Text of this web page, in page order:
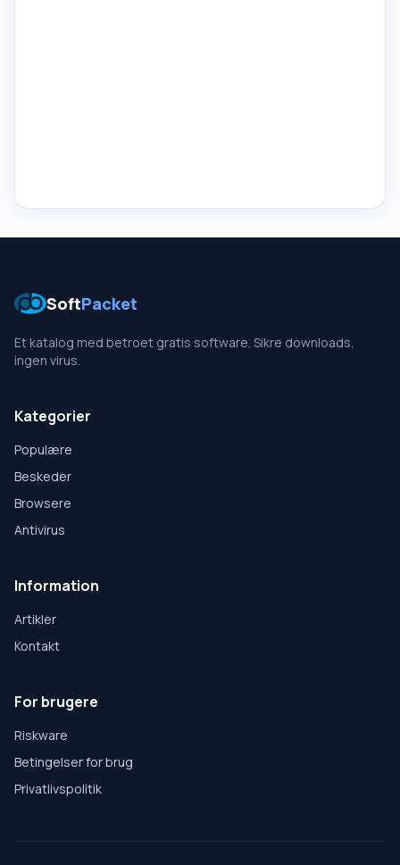
SoftPacket
Et katalog med betroet gratis software. Sikre downloads,
ingen virus.
Kategorier
Populære
Beskeder
Browsere
Antivirus
Information
Artikler
Kontakt
For brugere
Riskware
Betingelser for brug
Privatlivspolitik